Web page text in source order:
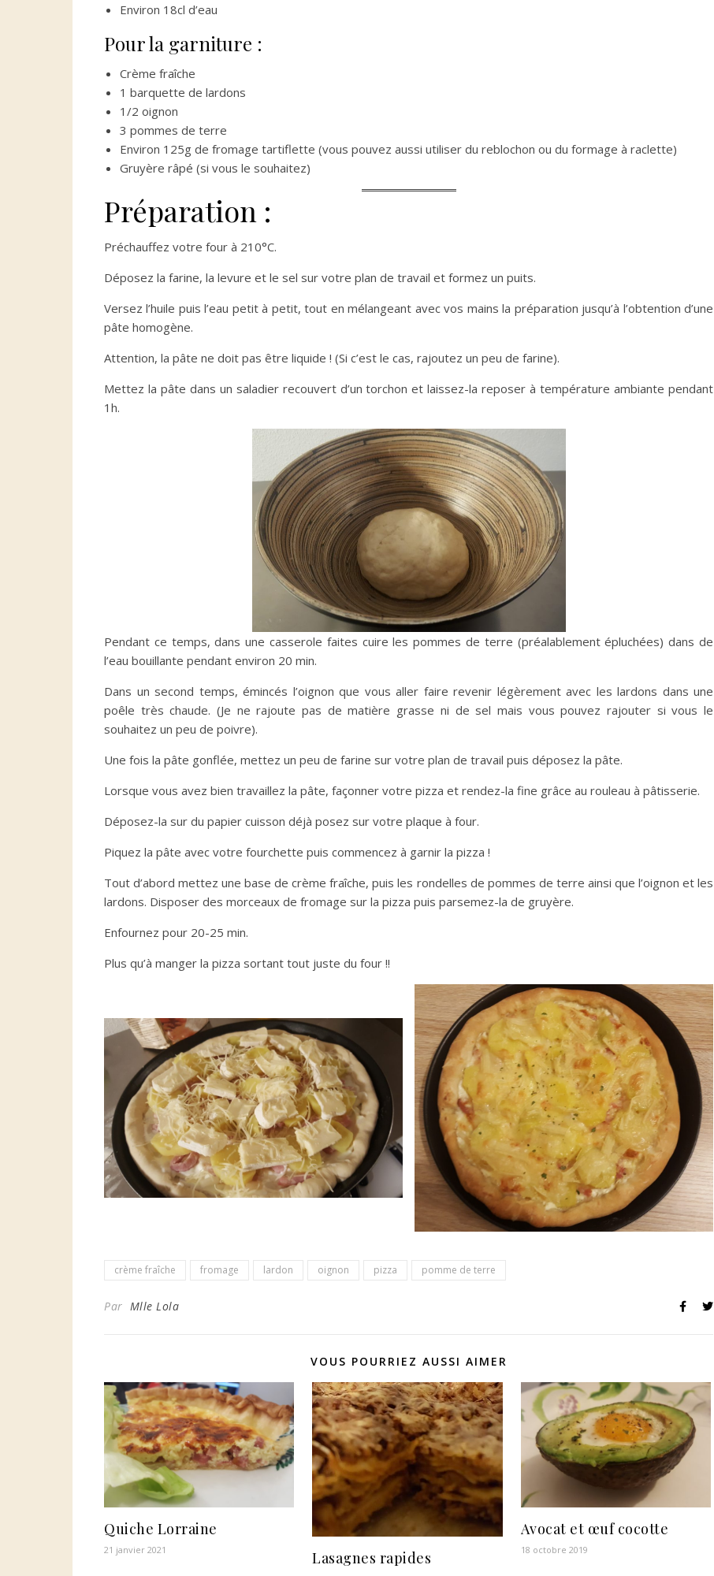
Environ 18cl d’eau
Pour la garniture :
Crème fraîche
1 barquette de lardons
1/2 oignon
3 pommes de terre
Environ 125g de fromage tartiflette (vous pouvez aussi utiliser du reblochon ou du formage à raclette)
Gruyère râpé (si vous le souhaitez)
Préparation :
Préchauffez votre four à 210°C.
Déposez la farine, la levure et le sel sur votre plan de travail et formez un puits.
Versez l’huile puis l’eau petit à petit, tout en mélangeant avec vos mains la préparation jusqu’à l’obtention d’une
pâte homogène.
Attention, la pâte ne doit pas être liquide ! (Si c’est le cas, rajoutez un peu de farine).
Mettez la pâte dans un saladier recouvert d’un torchon et laissez-la reposer à température ambiante pendant
1h.
Pendant ce temps, dans une casserole faites cuire les pommes de terre (préalablement épluchées) dans de
l’eau bouillante pendant environ 20 min.
Dans un second temps, émincés l’oignon que vous aller faire revenir légèrement avec les lardons dans une
poêle très chaude. (Je ne rajoute pas de matière grasse ni de sel mais vous pouvez rajouter si vous le
souhaitez un peu de poivre).
Une fois la pâte gonflée, mettez un peu de farine sur votre plan de travail puis déposez la pâte.
Lorsque vous avez bien travaillez la pâte, façonner votre pizza et rendez-la fine grâce au rouleau à pâtisserie.
Déposez-la sur du papier cuisson déjà posez sur votre plaque à four.
Piquez la pâte avec votre fourchette puis commencez à garnir la pizza !
Tout d’abord mettez une base de crème fraîche, puis les rondelles de pommes de terre ainsi que l’oignon et les
lardons. Disposer des morceaux de fromage sur la pizza puis parsemez-la de gruyère.
Enfournez pour 20-25 min.
Plus qu’à manger la pizza sortant tout juste du four !!
crème fraîche fromage lardon oignon pizza pomme de terre
Par Mlle Lola
VOUS POURRIEZ AUSSI AIMER
Quiche Lorraine
21 janvier 2021 Lasagnes rapides
Avocat et œuf cocotte
18 octobre 2019